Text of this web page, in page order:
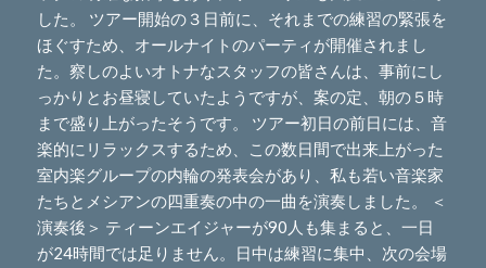
した。 ツアー開始の３日前に、それまでの練習の緊張を
ほぐすため、オールナイトのパーティが開催されまし
た。察しのよいオトナなスタッフの皆さんは、事前にし
っかりとお昼寝していたようですが、案の定、朝の５時
まで盛り上がったそうです。 ツアー初日の前日には、音
楽的にリラックスするため、この数日間で出来上がった
室内楽グループの内輪の発表会があり、私も若い音楽家
たちとメシアンの四重奏の中の一曲を演奏しました。 ＜
演奏後＞ ティーンエイジャーが90人も集まると、一日
が24時間では足りません。日中は練習に集中、次の会場